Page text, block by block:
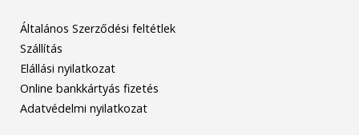
Általános Szerződési feltétlek
Szállítás
Elállási nyilatkozat
Online bankkártyás fizetés
Adatvédelmi nyilatkozat